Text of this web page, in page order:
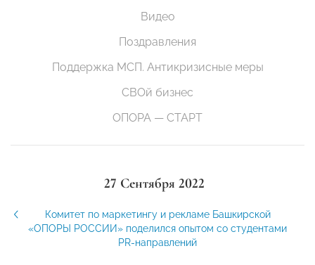
Видео
Поздравления
Поддержка МСП. Антикризисные меры
СВОй бизнес
ОПОРА — СТАРТ
27 Сентября 2022
Комитет по маркетингу и рекламе Башкирской
«ОПОРЫ РОССИИ» поделился опытом со студентами
PR-направлений